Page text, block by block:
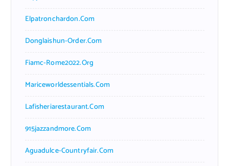
Elpatronchardon.com
Donglaishun-Order.com
Fiamc-Rome2022.org
Mariceworldessentials.com
Lafisheriarestaurant.com
915jazzandmore.com
Aguadulce-Countryfair.com